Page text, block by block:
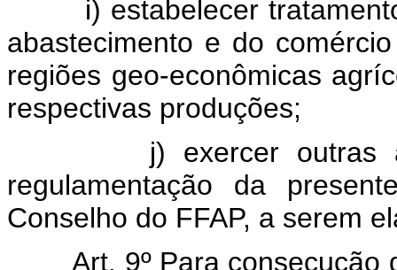
i) estabelecer
abastecimento e do
regiões geo-econômicas
respectivas produções;
j) exercer outras
regulamentação da
Conselho do FFAP, a serem
Art. 9º Para consecução